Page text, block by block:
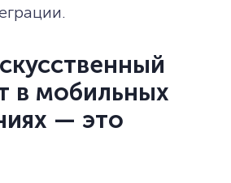
в мобильных
— это